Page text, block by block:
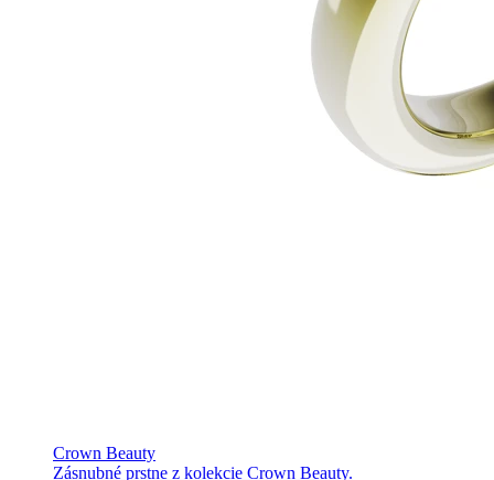
Crown Beauty
Zásnubné prstne z kolekcie Crown Beauty.